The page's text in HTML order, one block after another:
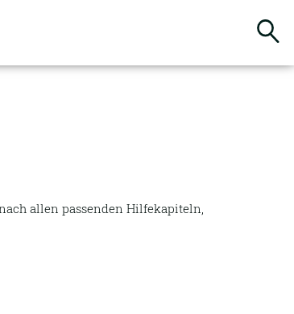
allen passenden Hilfekapiteln,